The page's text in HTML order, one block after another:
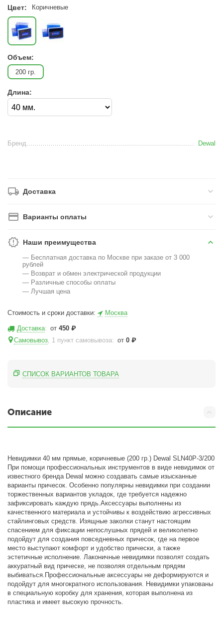
Цвет: Коричневые
Объем:
200 гр.
Длина:
Бренд Dewal
Доставка
Варианты оплаты
Наши преимущества
— Бесплатная доставка по Москве при заказе от 3 000
рублей
— Возврат и обмен электрической продукции
— Различные способы оплаты
— Лучшая цена
Стоимость и сроки доставки: Москва
Доставка: от450 ₽
Самовывоз, 1 пункт самовывоза: от0 ₽
СПИСОК ВАРИАНТОВ ТОВАРА
Описание
Невидимки 40 мм прямые, коричневые (200 гр.) Dewal SLN40P-3/200
При помощи профессиональных инструментов в виде невидимок от
известного бренда Dewal можно создавать самые изысканные
варианты причесок. Особенно популярны невидимки при создании
торжественных вариантов укладок, где требуется надежно
зафиксировать каждую прядь.Аксессуары выполнены из
качественного материала и устойчивы к воздействию агрессивных
стайлинговых средств. Изящные заколки станут настоящим
спасением для фиксации непослушных прядей и великолепно
подойдут для создания повседневных причесок, где на первое
место выступают комфорт и удобство прически, а также
эстетичные исполнение. Лаконичные невидимки позволят создать
аккуратный вид прическе, не позволяя отдельным прядям
выбиваться.Профессиональные аксессуары не деформируются и
подойдут для многократного использования. Невидимки упакованы
в специальную коробку для хранения, которая выполнена из
пластика и имеет высокую прочность.